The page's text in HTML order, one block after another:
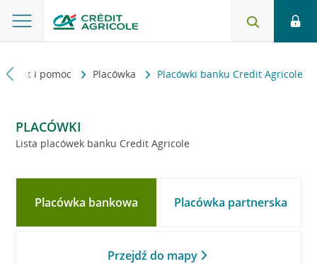
i pomoc Placówka Placówki banku Credit Agricole
PLACÓWKI
Lista placówek banku Credit Agricole
Placówka bankowa Placówka partnerska
Przejdź do mapy